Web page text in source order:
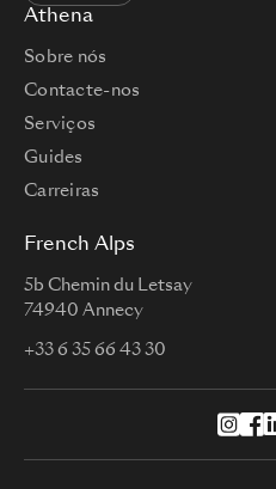
Athena
Sobre nós
Contacte-nos
Serviços
Guides
Carreiras
French Alps
5b Chemin du Letsay
74940 Annecy
+33 6 35 66 43 30